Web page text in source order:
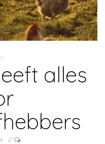
alles
0